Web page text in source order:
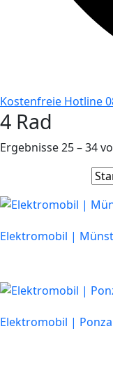
Kostenfreie Hotline
4 Rad
Ergebnisse 25 – 34
Elektromobil |
Elektromobil | Ponza